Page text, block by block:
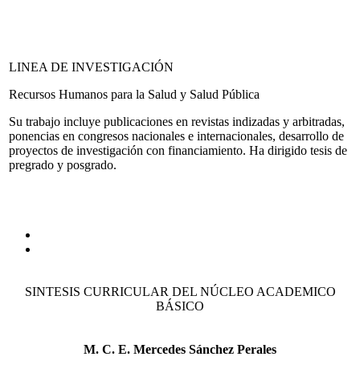
LINEA DE INVESTIGACIÓN
Recursos Humanos para la Salud y Salud Pública
Su trabajo incluye publicaciones en revistas indizadas y arbitradas,
ponencias en congresos nacionales e internacionales, desarrollo de
proyectos de investigación con financiamiento. Ha dirigido tesis de
pregrado y posgrado.
SINTESIS CURRICULAR DEL NÚCLEO ACADEMICO
BÁSICO
M. C. E. Mercedes Sánchez Perales